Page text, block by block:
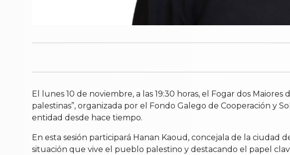
El lunes 10 de noviembre, a las 19:30 horas, el Fogar dos
palestinas”, organizada por el Fondo Galego de Cooperación y
entidad desde hace tiempo.
En esta sesión participará Hanan Kaoud, concejala de la
situación que vive el pueblo palestino y destacando el papel